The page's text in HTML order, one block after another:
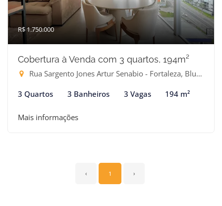
R$ 1.750.000
Cobertura à Venda com 3 quartos, 194m²
Rua Sargento Jones Artur Senabio - Fortaleza, Blumenau-SC
3 Quartos 3 Banheiros 3 Vagas 194 m²
Mais informações
‹ 1 ›